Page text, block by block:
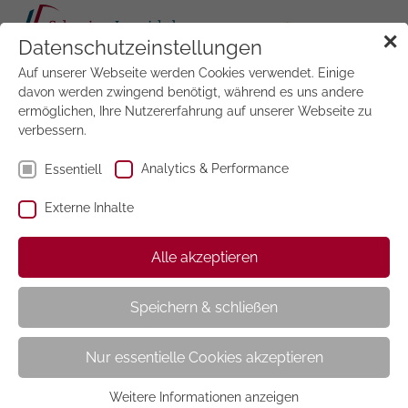
Jetzt
testen
Laura
✕
Datenschutzeinstellungen
Auf unserer Webseite werden Cookies verwendet. Einige
davon werden zwingend benötigt, während es uns andere
ermöglichen, Ihre Nutzererfahrung auf unserer Webseite zu
verbessern.
Essentiell Analytics & Performance
Externe Inhalte
Alle akzeptieren
Speichern & schließen
Nur essentielle Cookies akzeptieren
Weitere Informationen anzeigen